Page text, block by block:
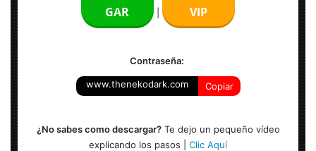
GAR
VIP
Contraseña:
www.thenekodark.com Copiar
¿No sabes como descargar?Te dejo un pequeño vídeo
explicando los pasos | Clic Aquí